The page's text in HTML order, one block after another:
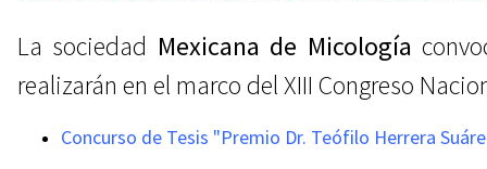
La sociedad Mexicana de Micología
realizarán en el marco del XIII Congreso
Concurso de Tesis "Premio Dr. Teófilo Herrera